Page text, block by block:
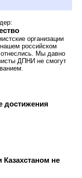
:
организации
российском
Мы давно
ДПНИ не смогут
достижения
не